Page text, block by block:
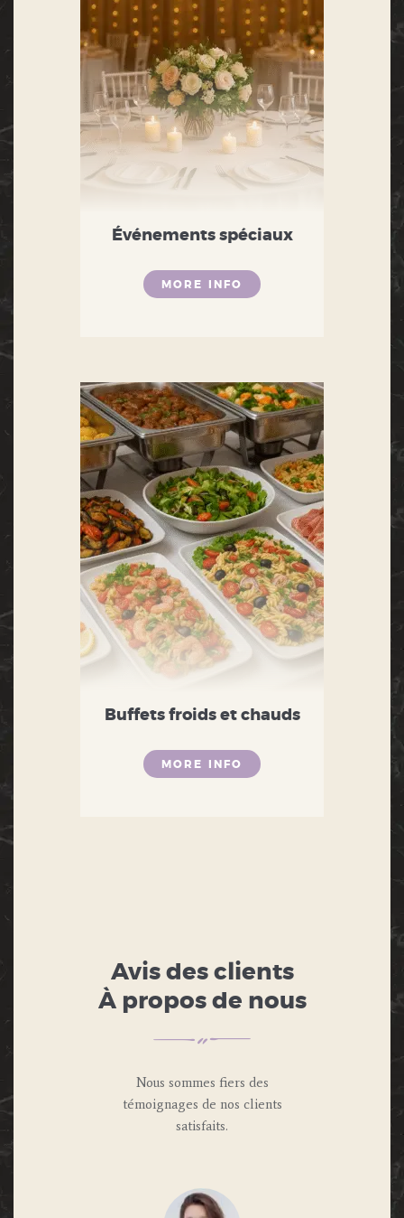
Événements spéciaux
MORE INFO
Buffets froids et chauds
MORE INFO
Avis des clients
À propos de nous
Nous sommes fiers des
témoignages de nos clients
satisfaits.